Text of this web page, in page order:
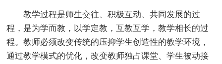
教学过程是师生交往、积极互动、共同发展的过
程，是为学而教，以学定教，互教互学，教学相长的过
程。教师必须改变传统的压抑学生创造性的教学环境，
通过教学模式的优化，改变教师独占课堂、学生被动接